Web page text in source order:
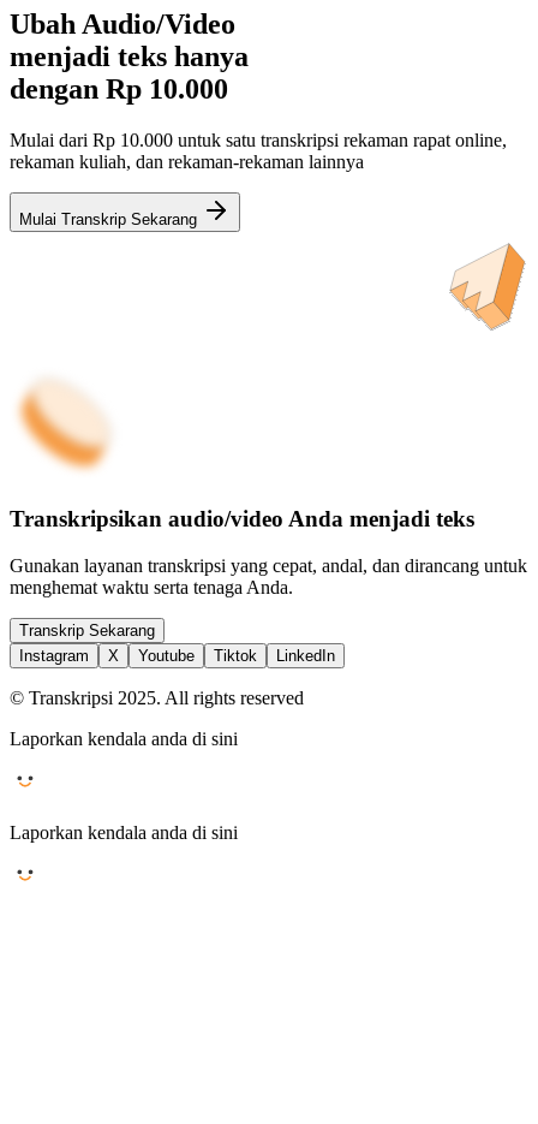
Ubah Audio/Video
menjadi teks hanya
dengan Rp 10.000
Mulai dari Rp 10.000 untuk satu transkripsi rekaman rapat online,
rekaman kuliah, dan rekaman-rekaman lainnya
Mulai Transkrip Sekarang
Transkripsikan audio/video Anda menjadi teks
Gunakan layanan transkripsi yang cepat, andal, dan dirancang untuk
menghemat waktu serta tenaga Anda.
Transkrip Sekarang
Instagram
X Youtube Tiktok LinkedIn
© Transkripsi 2025. All rights reserved
Laporkan kendala anda di sini
Laporkan kendala anda di sini